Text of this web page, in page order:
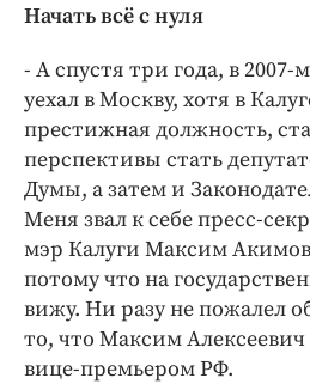
Начать всё с нуля
- А спустя три года, в 2007-
уехал в Москву, хотя в
престижная должность,
перспективы стать
Думы, а затем и
Меня звал к себе пресс-
мэр Калуги Максим
потому что на
вижу. Ни разу не пожалел
то, что Максим Алексеевич
вице-премьером РФ.